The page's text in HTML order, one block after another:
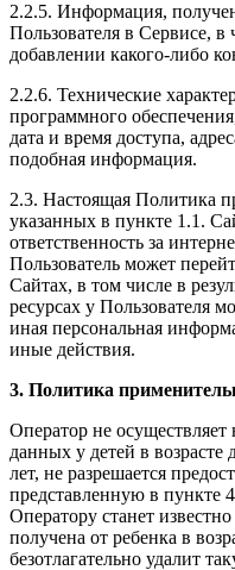
2.2.5. Информация,
Пользователя в Сервисе,
добавлении какого-либо
2.2.6. Технические
программного
дата и время доступа,
подобная информация.
2.3. Настоящая Политика
указанных в пункте 1.1.
ответственность за
Пользователь может
Сайтах, в том числе в
ресурсах у Пользователя
иная персональная
иные действия.
3. Политика
Оператор не
данных у детей в
лет, не разрешается
представленную в пункте
Оператору станет
получена от ребенка в
безотлагательно удалит